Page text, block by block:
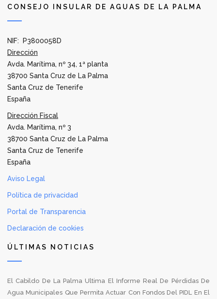
CONSEJO INSULAR DE AGUAS DE LA PALMA
NIF: P3800058D
Dirección
Avda. Marítima, nº 34, 1ª planta
38700 Santa Cruz de La Palma
Santa Cruz de Tenerife
España
Dirección Fiscal
Avda. Marítima, nº 3
38700 Santa Cruz de La Palma
Santa Cruz de Tenerife
España
Aviso Legal
Política de privacidad
Portal de Transparencia
Declaración de cookies
ÚLTIMAS NOTICIAS
El Cabildo De La Palma Ultima El Informe Real De Pérdidas De
Agua Municipales Que Permita Actuar Con Fondos Del PIDL En El